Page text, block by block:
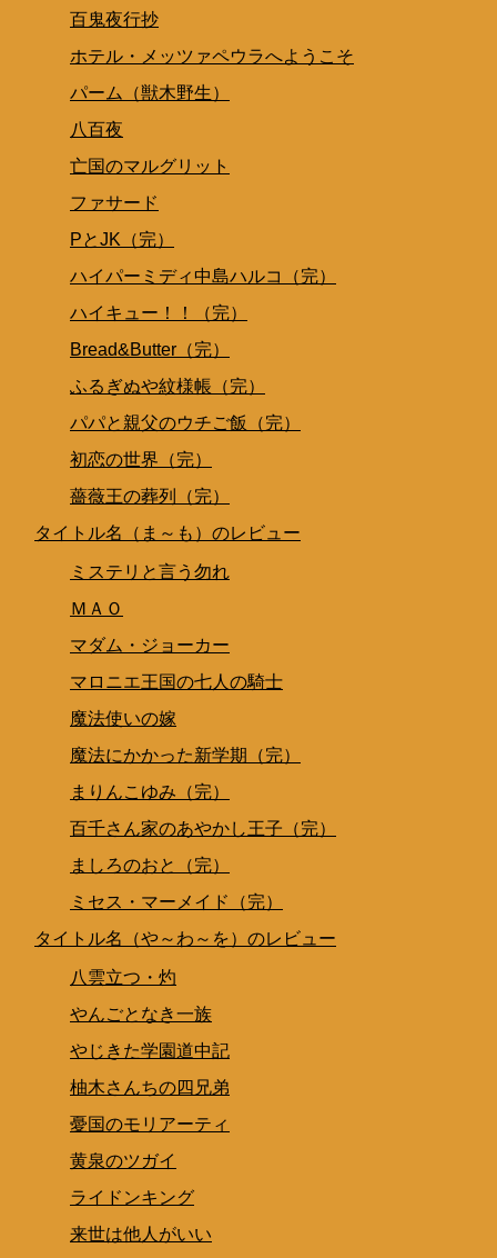
百鬼夜行抄
ホテル・メッツァペウラへようこそ
パーム（獣木野生）
八百夜
亡国のマルグリット
ファサード
PとJK（完）
ハイパーミディ中島ハルコ（完）
ハイキュー！！（完）
Bread&Butter（完）
ふるぎぬや紋様帳（完）
パパと親父のウチご飯（完）
初恋の世界（完）
薔薇王の葬列（完）
タイトル名（ま～も）のレビュー
ミステリと言う勿れ
ＭＡＯ
マダム・ジョーカー
マロニエ王国の七人の騎士
魔法使いの嫁
魔法にかかった新学期（完）
まりんこゆみ（完）
百千さん家のあやかし王子（完）
ましろのおと（完）
ミセス・マーメイド（完）
タイトル名（や～わ～を）のレビュー
八雲立つ・灼
やんごとなき一族
やじきた学園道中記
柚木さんちの四兄弟
憂国のモリアーティ
黄泉のツガイ
ライドンキング
来世は他人がいい